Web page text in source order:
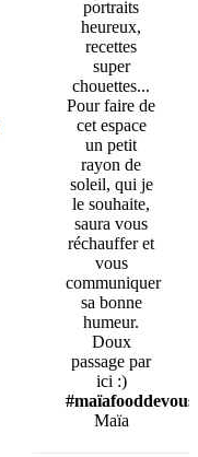
portraits
heureux,
recettes
super
chouettes...
Pour faire de
cet espace
un petit
rayon de
soleil, qui je
le souhaite,
saura vous
réchauffer et
vous
communiquer
sa bonne
humeur.
Doux
passage par
ici :)
#maïafooddevous
Maïa